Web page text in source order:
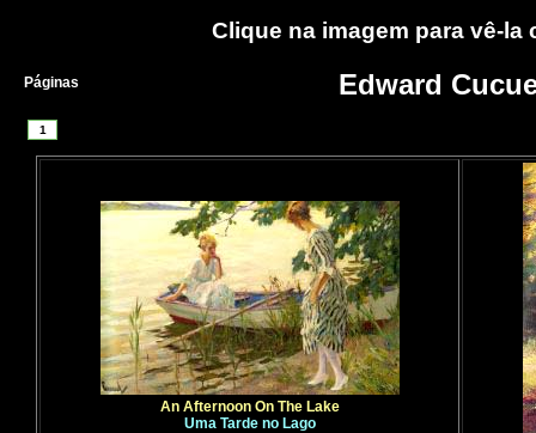
Páginas
1
An Afternoon On The Lake
Uma Tarde no Lago
Clique na imagem para vê-la
Edward